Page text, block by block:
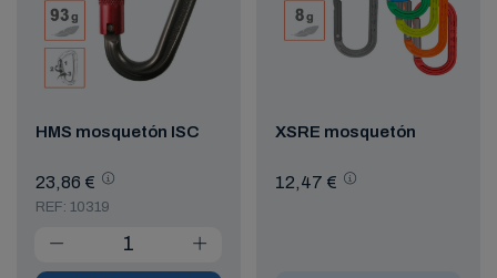
HMS mosquetón ISC
23,86 €
REF: 10319
XSRE mosquetón
12,47 €